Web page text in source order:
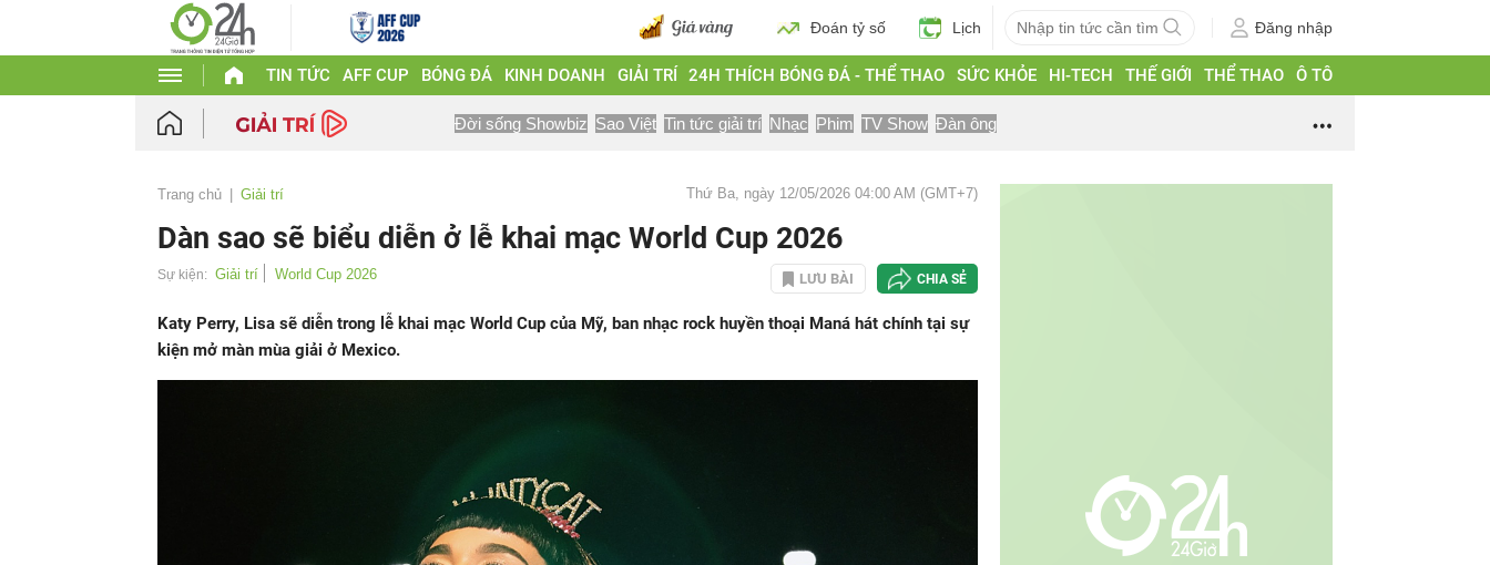
Đoán tỷ số Lịch Đăng nhập
TIN TỨC AFF CUP BÓNG ĐÁ KINH DOANH GIẢI TRÍ 24H THÍCH BÓNG ĐÁ - THỂ THAO SỨC KHỎE HI-TECH THẾ GIỚI THỂ THAO Ô TÔ
Đời sống Showbiz Sao Việt Tin tức giải trí Nhạc Phim TV Show Đàn ông
Trang chủ Giải trí Thứ Ba, ngày 12/05/2026 04:00 AM (GMT+7)
Dàn sao sẽ biểu diễn ở lễ khai mạc World Cup 2026
Sự kiện: Giải trí World Cup 2026 LƯU BÀI CHIA SẺ
Katy Perry, Lisa sẽ diễn trong lễ khai mạc World Cup của Mỹ, ban nhạc rock huyền thoại Maná hát chính tại sự
kiện mở màn mùa giải ở Mexico.